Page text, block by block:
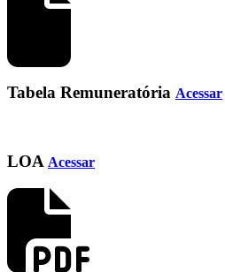
Tabela Remuneratória Acessar
LOA Acessar